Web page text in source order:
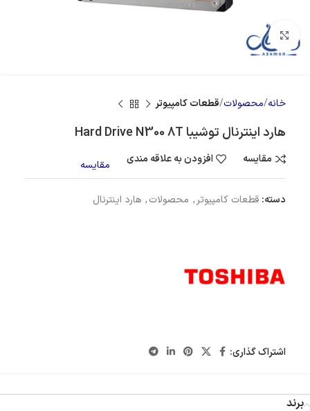
بزرگنمایی تصویر
خانه محصولات قطعات کامپیوتر
هارد اینترنال توشیبا Hard Drive N300 8T
مقایسه افزودن به علاقه مندی مقایسه
دسته: قطعات کامپیوتر , محصولات, هارد اینترنال
اشتراک گذاری:
برند